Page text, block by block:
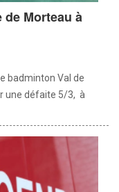
Morteau à
badminton Val de
une défaite 5/3, à